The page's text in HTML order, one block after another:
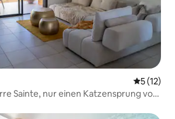
5 (12)
Sainte, nur einen Katzensprung vom